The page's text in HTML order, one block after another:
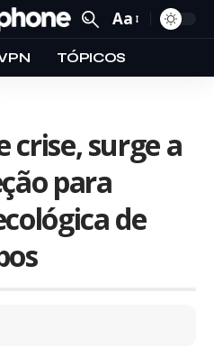
Aa
TÓPICOS
crise, surge a
para
de